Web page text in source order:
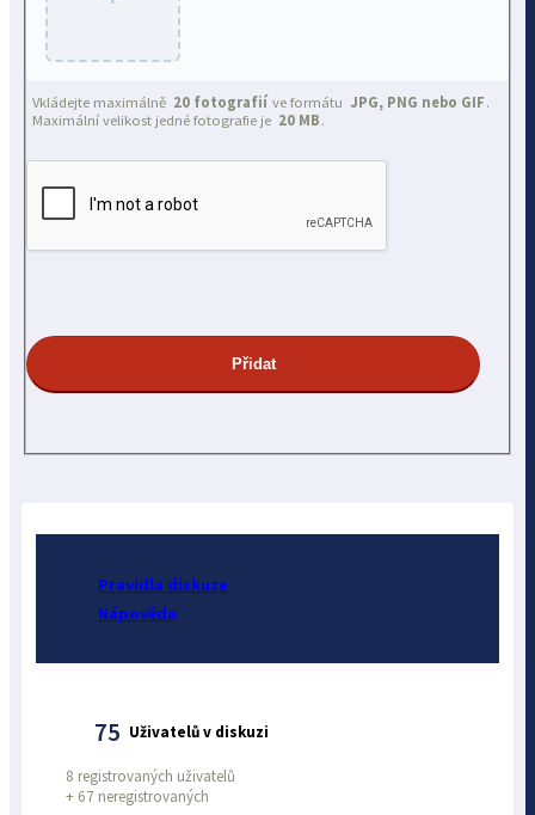
Vkládejte maximálně 20 fotografií ve formátu JPG, PNG nebo GIF .
Maximální velikost jedné fotografie je 20 MB .
Pravidla diskuze
Nápověda
75 Uživatelů v diskuzi
8 registrovaných uživatelů
+ 67 neregistrovaných